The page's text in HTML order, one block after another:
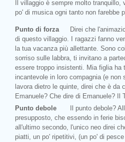
Il villaggio è sempre molto
po' di musica ogni tanto non farebbe
Punto di forza
Direi che
di questo villaggio. I ragazzi fanno
la tua vacanza più allettante. Sono
sorriso sulle labbra, ti invitano a
essere troppo insistenti. Mia figlia ha
incantevole in loro compagnia (e
lavora dietro le quinte, direi che è da
Emanuele? Che dire di Emanuele? Il
Punto debole
Il punto debole?
presupposto, che essendo in ferie
all'ultimo secondo, l'unico neo direi
piatti, un po' ripetitivi, (un po' di